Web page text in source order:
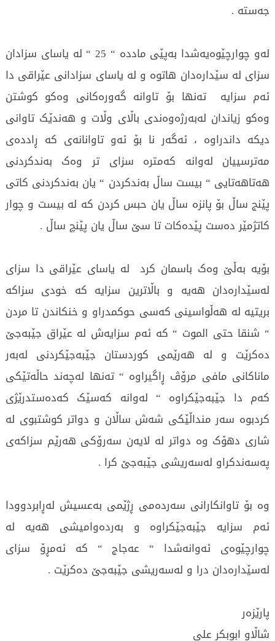
جەستە .
لەو چوارچێوەیەشدا بەپێی ماددە “ 25 “ لە یاسای سزادان
سزای لە سێدارەدان هاتوە و لە یاسای سزادانی عێراقی دا
ئەم سزایە تەنها بۆ تاوانە گەورەکانی وەکو کوشتن
وەکو زیاندان لەبەرژەوەندی باڵای وڵات و هەندێک تاوانی
دیکە داندراوە ، ئەگەر نا بۆ ئەو تاوانانەی کە ڕاددەی
مەترسییان لەوانە کەمترە سزای تر وەک بەندکردنی
هەتاهەتایی “ بیست ساڵ بەندکردن “ یان بەندکردنی کاتی
پێنج ساڵ بۆ پانزە ساڵ یان حبس کردن کە لە بیست و چوار
کاتژمێر دەست پێدەکات تا سێ ساڵ یان پێنچ ساڵ .
بۆیە بەڵێ وەک باسمان کرد لە یاسای عێراقی دا سزای
لەسێدارەدان هەیە و باڵاترین سزایە کە خودی سزاکە
بریتیە لە هەڵواسینی کەسی حوکمدراو و خنکاندن تا مردن
“ شنقا حتی الموت “ کە ئەم سزایەش لە عێراق جێبەجێ
دەکرێت و لە هەرێمی کوردستان جێبەجێکردنی لەبەر
ماناکانی مافی مرۆڤ ڕاگیراوە “ تەنها لەچەند حاڵەتێکی
کەم دا جێبەجێکراوە “ لەوانە کەسێک کەدەستدرێژی
کردبوە سەر منداڵێکی شەش ساڵان و دواتر کوشتبوی لە
شاری دهۆک وە دواتر لە لایەن سەرۆکی هەرێم سزاکەی
پەسەندکراو لەسەریشی جێبەجێ کرا .
وە بۆ تاوانکارانی سەردەمی ڕژێمی بەعسیش لەڕابردوودا
ئەم سزایە جێبەجێکراوە و بەردەوامیشی هەیە لە
چوارچێوەی ئەوانەشدا “ عەجاج “ کە ئەمڕۆ سزای
لەسێدارەدان درا و لەسەریشی جێبەجێ دەکرێت .
پارێزەر
شاڵاو ابوبکر علی